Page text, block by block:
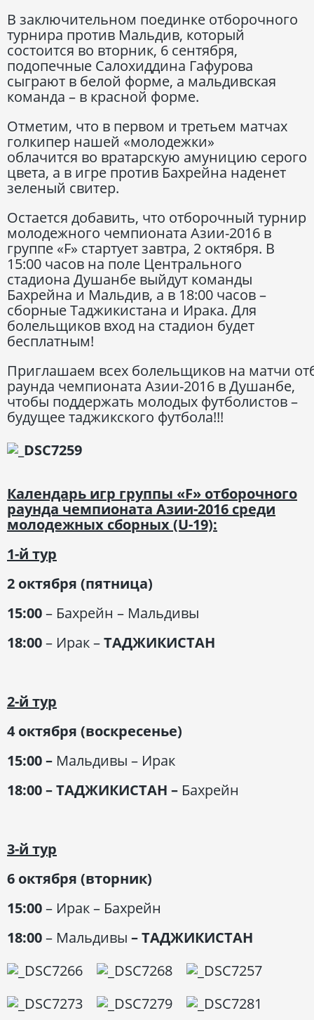
В заключительном поединке отборочного
турнира против Мальдив, который
состоится во вторник, 6 сентября,
подопечные Салохиддина Гафурова
сыграют в белой форме, а мальдивская
команда – в красной форме.
Отметим, что в первом и третьем матчах
голкипер нашей «молодежки»
облачится во вратарскую амуницию серого
цвета, а в игре против Бахрейна наденет
зеленый свитер.
Остается добавить, что отборочный турнир
молодежного чемпионата Азии-2016 в
группе «F» стартует завтра, 2 октября. В
15:00 часов на поле Центрального
стадиона Душанбе выйдут команды
Бахрейна и Мальдив, а в 18:00 часов –
сборные Таджикистана и Ирака. Для
болельщиков вход на стадион будет
бесплатным!
Приглашаем всех болельщиков на матчи
раунда чемпионата Азии-2016 в Душанбе,
чтобы поддержать молодых футболистов –
будущее таджикского футбола!!!
Календарь игр группы «F» отборочного
раунда чемпионата Азии-2016 среди
молодежных сборных (U-19):
1-й тур
2 октября (пятница)
15:00– Бахрейн – Мальдивы
18:00– Ирак –ТАДЖИКИСТАН
2-й тур
4 октября (воскресенье)
15:00– Мальдивы – Ирак
18:00–ТАДЖИКИСТАН – Бахрейн
3-й тур
6 октября (вторник)
15:00– Ирак – Бахрейн
18:00– Мальдивы –ТАДЖИКИСТАН